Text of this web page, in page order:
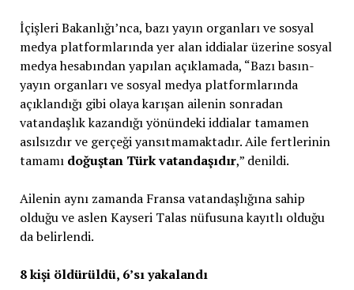
İçişleri Bakanlığı’nca, bazı yayın organları ve sosyal
medya platformlarında yer alan iddialar üzerine sosyal
medya hesabından yapılan açıklamada, “Bazı basın-
yayın organları ve sosyal medya platformlarında
açıklandığı gibi olaya karışan ailenin sonradan
vatandaşlık kazandığı yönündeki iddialar tamamen
asılsızdır ve gerçeği yansıtmamaktadır. Aile fertlerinin
tamamı doğuştan Türk vatandaşıdır,” denildi.
Ailenin aynı zamanda Fransa vatandaşlığına sahip
olduğu ve aslen Kayseri Talas nüfusuna kayıtlı olduğu
da belirlendi.
8 kişi öldürüldü, 6’sı yakalandı